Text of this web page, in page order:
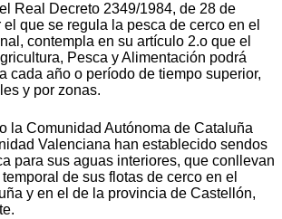
Real Decreto 2349/1984, de 28 de
el que se regula la pesca de cerco en el
contempla en su artículo 2.o que el
Pesca y Alimentación podrá
cada año o período de tiempo superior,
y por zonas.
la Comunidad Autónoma de Cataluña
Valenciana han establecido sendos
para sus aguas interiores, que conllevan
de sus flotas de cerco en el
y en el de la provincia de Castellón,